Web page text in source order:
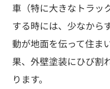
車（特に大きなトラッ
する時には、少なから
動が地面を伝って住ま
果、外壁塗装にひび割
ります。